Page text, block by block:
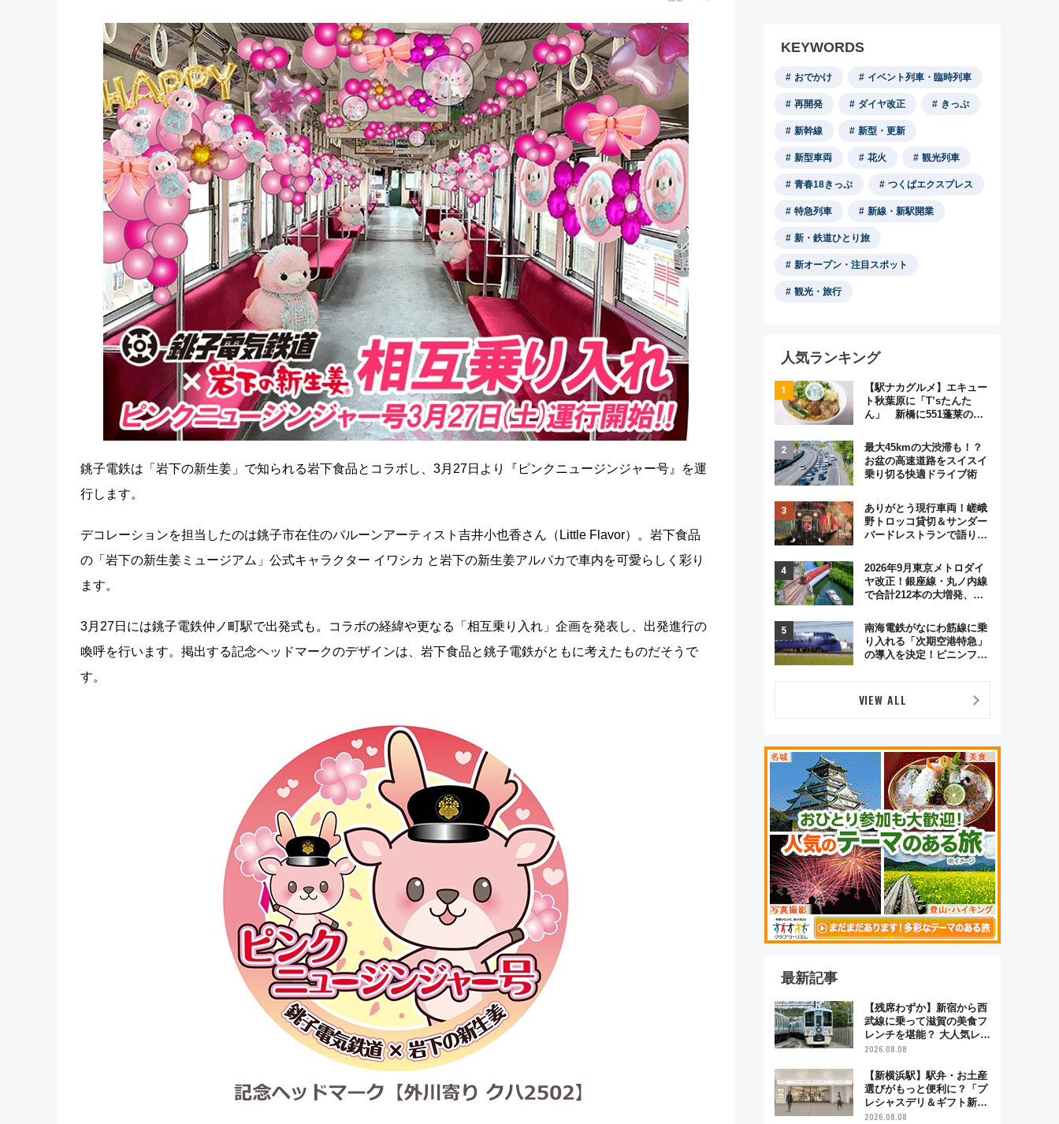
銚子電鉄は「岩下の新生姜」で知られる岩下食品とコラボし、3月27日より『ピンクニュージンジャー号』を運
行します。
デコレーションを担当したのは銚子市在住のバルーンアーティスト吉井小也香さん（Little Flavor）。岩下食品
の「岩下の新生姜ミュージアム」公式キャラクター イワシカ と岩下の新生姜アルパカで車内を可愛らしく彩り
ます。
3月27日には銚子電鉄仲ノ町駅で出発式も。コラボの経緯や更なる「相互乗り入れ」企画を発表し、出発進行の
喚呼を行います。掲出する記念ヘッドマークのデザインは、岩下食品と銚子電鉄がともに考えたものだそうで
す。
KEYWORDS
おでかけ イベント列車・臨時列車
再開発 ダイヤ改正 きっぷ
新幹線 新型・更新
新型車両 花火 観光列車
青春18きっぷ つくばエクスプレス
特急列車 新線・新駅開業
新・鉄道ひとり旅
新オープン・注目スポット
観光・旅行
人気ランキング
【駅ナカグルメ】エキュー
ト秋葉原に「T’sたんた
ん」 新橋に551蓬莱の
オムライス専門店「肉とた
まご」新グルメ続々登場！
【2026年8月】
最大45kmの大渋滞も！？
お盆の高速道路をスイスイ
乗り切る快適ドライブ術
ありがとう現行車両！嵯峨
野トロッコ貸切＆サンダー
バードレストランで語り合
原トシヒロと行く！9月13
日「京都の鉄道満喫ツア
ー」開催
2026年9月東京メトロダイ
ヤ改正！銀座線・丸ノ内線
で合計212本の大増発、混
南海電鉄がなにわ筋線に乗
り入れる「次期空港特急」
の導入を決定！ピニンファ
VIEW ALL
最新記事
【残席わずか】新宿から西
武線に乗って滋賀の美食フ
レンチを堪能？ 大人気レス
トラン列車「52席の至福」
の特別コラボ
2026.08.08
【新横浜駅】駅弁・お土産
選びがもっと便利に？「プ
レシャスデリ＆ギフト新横
浜」がオープン 場所や営
2026.08.08